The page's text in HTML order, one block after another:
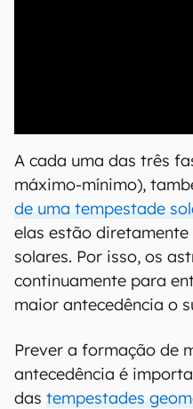
A cada uma das três
máximo-mínimo),
de uma tempestade
elas estão
solares. Por isso, os
continuamente para
maior antecedência o
Prever a formação de
antecedência é
das tempestades